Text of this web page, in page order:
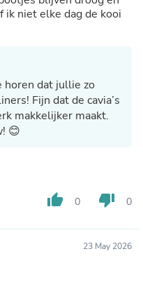
ik niet elke dag de kooi
horen dat jullie zo
Fijn dat de cavia’s
makkelijker maakt.
😊
thumb_up 0 thumb_down 0
23 May 2026